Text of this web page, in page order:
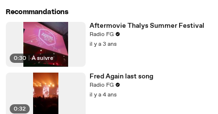
Recommandations
0:30 À suivre
Aftermovie Thalys Summer Festival
Radio FG
il y a 3 ans
0:32
Fred Again last song
Radio FG
il y a 4 ans